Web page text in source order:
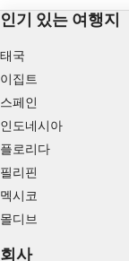
인기 있는 여행지
태국
이집트
스페인
인도네시아
플로리다
필리핀
멕시코
몰디브
회사
Use limited
Use profiles to
advertising
Create profiles
Use profiles to
Measure
Measure